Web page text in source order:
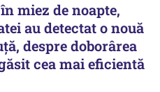
miez de noapte,
au detectat o nouă
despre doborârea
cea mai eficientă